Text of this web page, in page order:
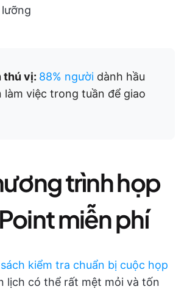
thú vị: 88% người dành hầu
làm việc trong tuần để giao
trình họp
miễn phí
kiểm tra chuẩn bị cuộc họp
lịch có thể rất mệt mỏi và tốn